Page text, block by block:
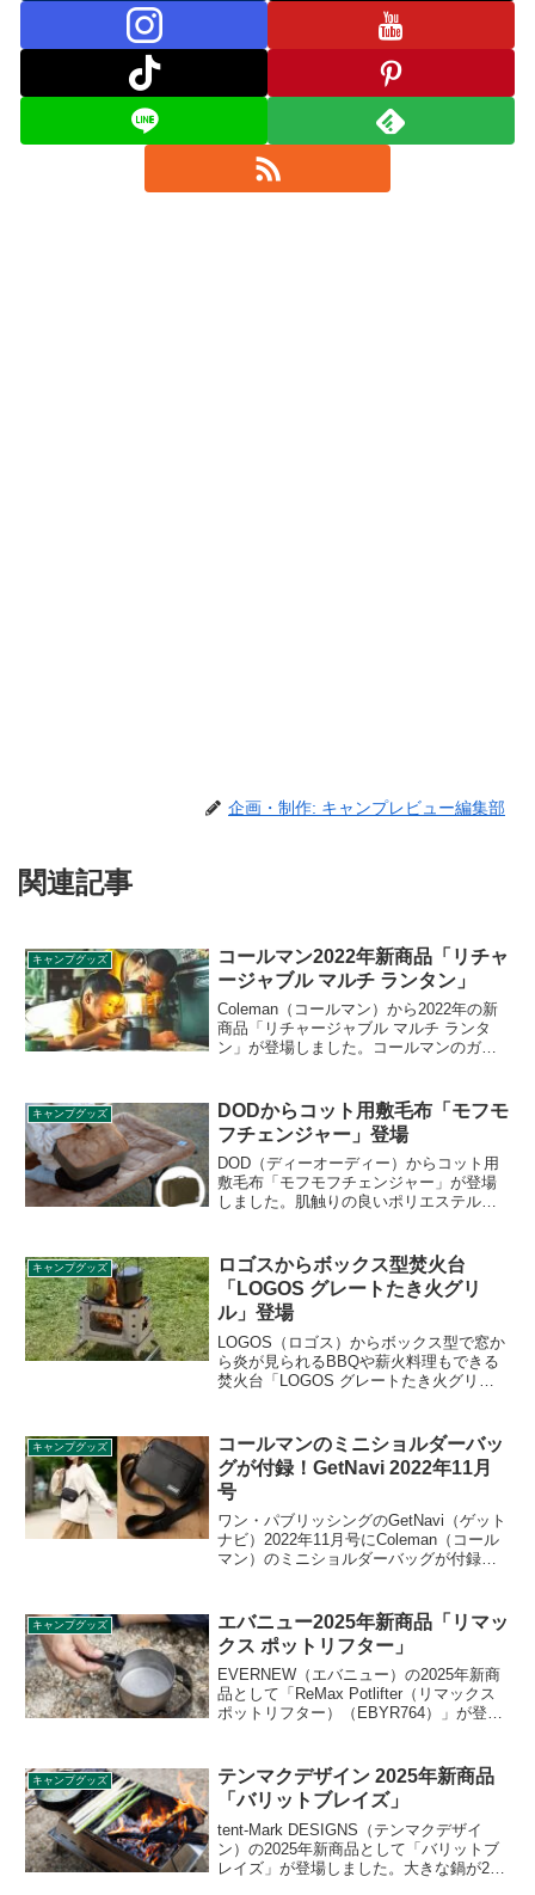
企画・制作: キャンプレビュー編集部
関連記事
キャンプグッズ
コールマン2022年新商品「リチャ
ージャブル マルチ ランタン」
Coleman（コールマン）から2022年の新
商品「リチャージャブル マルチ ランタ
ン」が登場しました。コールマンのガソ
です。詳細をレビューします。
キャンプグッズ
DODからコット用敷毛布「モフモ
フチェンジャー」登場
DOD（ディーオーディー）からコット用
敷毛布「モフモフチェンジャー」が登場
しました。肌触りの良いポリエステル製
ーシブルで反対面はコットン生地になっ
ており、焚き火の近くでも使えます。詳
細をレビューします。
キャンプグッズ
ロゴスからボックス型焚火台
「LOGOS グレートたき火グリ
ル」登場
LOGOS（ロゴス）からボックス型で窓か
ら炎が見られるBBQや薪火料理もできる
焚火台「LOGOS グレートたき火グリ
レビューします。
キャンプグッズ
コールマンのミニショルダーバッ
グが付録！GetNavi 2022年11月
号
ワン・パブリッシングのGetNavi（ゲット
ナビ）2022年11月号にColeman（コール
マン）のミニショルダーバッグが付録と
コールマンロゴがついています。詳細を
レビューします。
キャンプグッズ
エバニュー2025年新商品「リマッ
クス ポットリフター」
EVERNEW（エバニュー）の2025年新商
品として「ReMax Potlifter（リマックス
ポットリフター）（EBYR764）」が登場
Compositeを採用した、重量わずか9.9gの
ポットリフターです。詳細をレビューし
ます。
キャンプグッズ
テンマクデザイン 2025年新商品
「バリットブレイズ」
tent-Mark DESIGNS（テンマクデザイ
ン）の2025年新商品として「バリットブ
レイズ」が登場しました。大きな鍋が2つ